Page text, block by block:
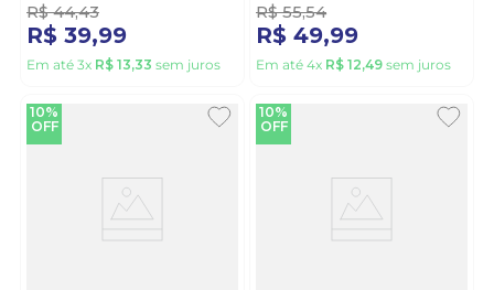
R$ 44,43
R$ 39,99
Em até 3x R$ 13,33 sem juros
R$ 55,54
R$ 49,99
Em até 4x R$ 12,49 sem juros
10%
OFF
10%
OFF